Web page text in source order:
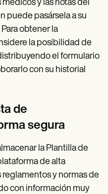
y las notas del
puede pasársela a su
obtener la
la posibilidad de
el formulario
con su historial
de
segura
la Plantilla de
de alta
y normas de
con información muy